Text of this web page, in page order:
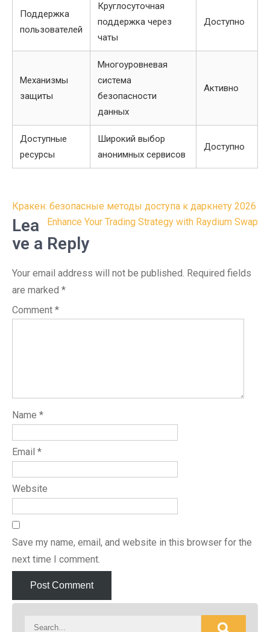
Поддержка
пользователей
Круглосуточная
поддержка через
чаты
Доступно
Механизмы
защиты
Многоуровневая
система
безопасности
данных
Активно
Доступные
ресурсы
Широкий выбор
анонимных сервисов
Доступно
Post
navigation
Кракен: безопасные методы доступа к даркнету 2026
Enhance Your Trading Strategy with Raydium Swap
Lea
ve a Reply
Your email address will not be published. Required fields
are marked *
Comment *
Name *
Email *
Website
Save my name, email, and website in this browser for the
next time I comment.